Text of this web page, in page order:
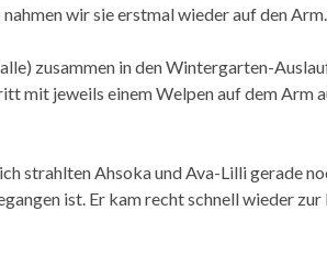
wir sie erstmal wieder auf den Arm.
zusammen in den Wintergarten-
mit jeweils einem Welpen auf dem Arm
strahlten Ahsoka und Ava-Lilli gerade
ist. Er kam recht schnell wieder